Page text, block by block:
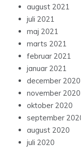
august 2021
juli 2021
maj 2021
marts 2021
februar 2021
januar 2021
december 2020
november 2020
oktober 2020
september
august 2020
juli 2020